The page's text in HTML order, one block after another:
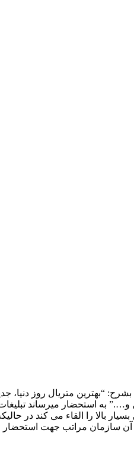
دندانپزشکی کاخ لبخند بشرح:
به استحضار میرساند تبلیغات
بالا را القاء می کند در
سازمان مراتب جهت استحضار